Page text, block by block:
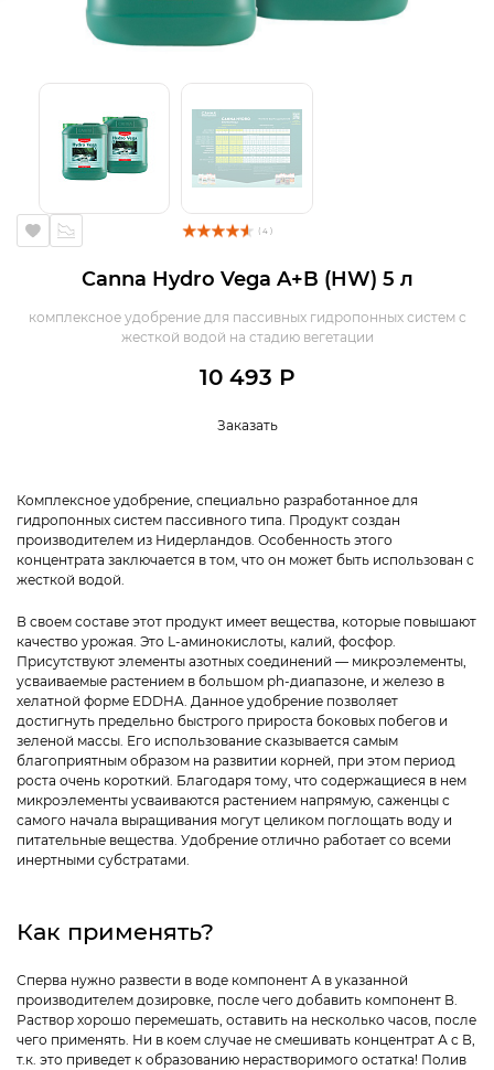
( 4 )
Canna Hydro Vega A+B (HW) 5 л
комплексное удобрение для пассивных гидропонных систем с
жесткой водой на стадию вегетации
10 493 Р
Заказать
Комплексное удобрение, специально разработанное для
гидропонных систем пассивного типа. Продукт создан
производителем из Нидерландов. Особенность этого
концентрата заключается в том, что он может быть использован с
жесткой водой.
В своем составе этот продукт имеет вещества, которые повышают
качество урожая. Это L-аминокислоты, калий, фосфор.
Присутствуют элементы азотных соединений — микроэлементы,
усваиваемые растением в большом ph-диапазоне, и железо в
хелатной форме EDDHA. Данное удобрение позволяет
достигнуть предельно быстрого прироста боковых побегов и
зеленой массы. Его использование сказывается самым
благоприятным образом на развитии корней, при этом период
роста очень короткий. Благодаря тому, что содержащиеся в нем
микроэлементы усваиваются растением напрямую, саженцы с
самого начала выращивания могут целиком поглощать воду и
питательные вещества. Удобрение отлично работает со всеми
инертными субстратами.
Как применять?
Сперва нужно развести в воде компонент А в указанной
производителем дозировке, после чего добавить компонент В.
Раствор хорошо перемешать, оставить на несколько часов, после
чего применять. Ни в коем случае не смешивать концентрат А с В,
т.к. это приведет к образованию нерастворимого остатка! Полив